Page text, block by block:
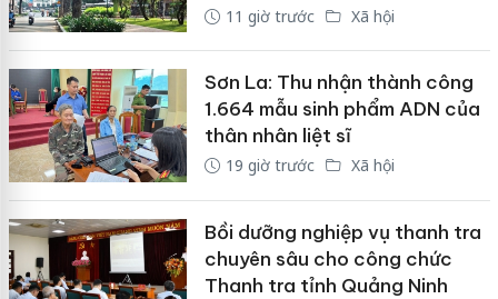
11 giờ trước Xã hội
Sơn La: Thu nhận thành công
1.664 mẫu sinh phẩm ADN của
thân nhân liệt sĩ
19 giờ trước Xã hội
Bồi dưỡng nghiệp vụ thanh tra
chuyên sâu cho công chức
Thanh tra tỉnh Quảng Ninh